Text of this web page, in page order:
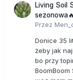
Living Soil
sezonowa🔥
Przez
Donice 35
żeby jak
bo przy